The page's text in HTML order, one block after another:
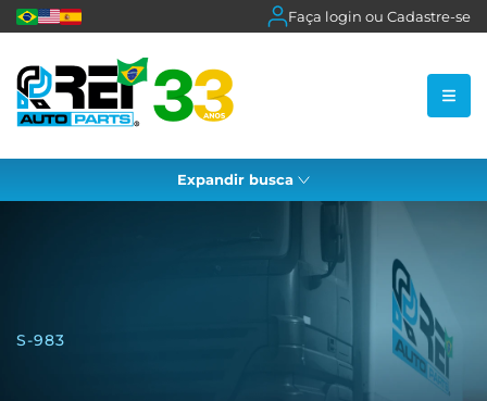
Faça login ou Cadastre-se
Expandir busca
S-983